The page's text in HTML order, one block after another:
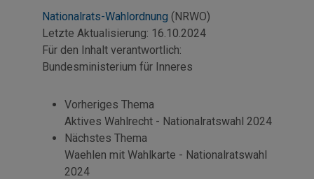
Nationalrats-Wahlordnung (NRWO)
Letzte Aktualisierung: 16.10.2024
Für den Inhalt verantwortlich:
Bundesministerium für Inneres
Vorheriges Thema
Aktives Wahlrecht - Nationalratswahl 2024
Nächstes Thema
Waehlen mit Wahlkarte - Nationalratswahl
2024